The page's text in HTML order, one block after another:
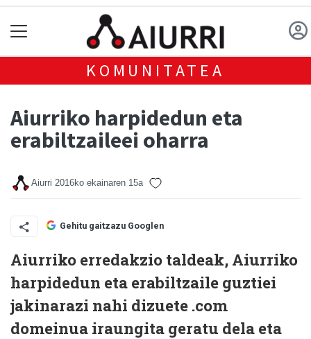
KOMUNITATEA
Aiurriko harpidedun eta
erabiltzaileei oharra
Aiurri 2016ko ekainaren 15a
Gehitu gaitzazu Googlen
Aiurriko erredakzio taldeak, Aiurriko
harpidedun eta erabiltzaile guztiei
jakinarazi nahi dizuete .com
domeinua iraungita geratu dela eta